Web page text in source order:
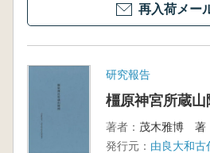
再入荷メー
研究報告
橿原神宮所蔵山
著者： 茂木雅博 著
発行元： 由良大和古